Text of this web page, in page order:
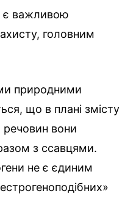
є важливою
головним
природними
що в плані змісту
речовин вони
з ссавцями.
не є єдиним